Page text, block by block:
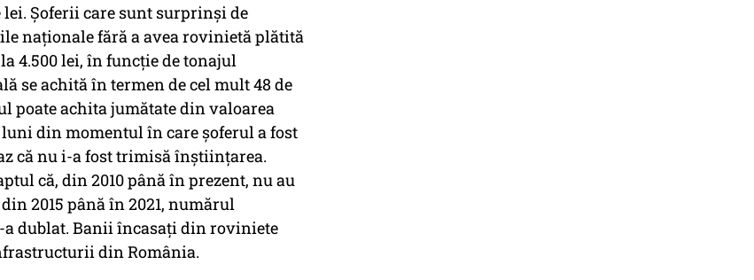
Șoferii care sunt surprinși de
naționale fără a avea rovinietă plătită
4.500 lei, în funcție de tonajul
se achită în termen de cel mult 48 de
poate achita jumătate din valoarea
din momentul în care șoferul a fost
că nu i-a fost trimisă înștiințarea.
că, din 2010 până în prezent, nu au
2015 până în 2021, numărul
dublat. Banii încasaţi din roviniete
din România.